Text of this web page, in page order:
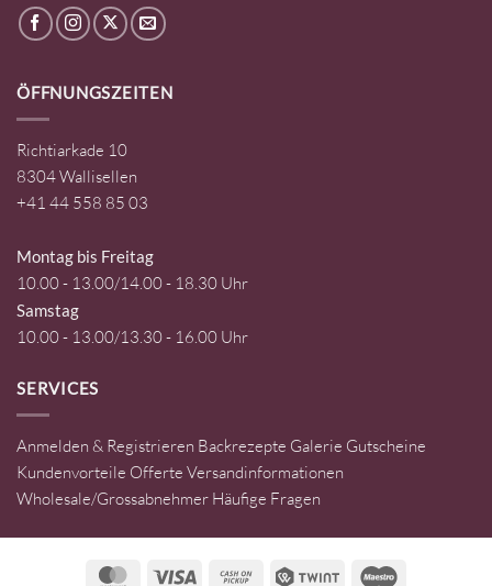
ÖFFNUNGSZEITEN
Richtiarkade 10
8304 Wallisellen
+41 44 558 85 03
Montag bis Freitag
10.00 - 13.00/14.00 - 18.30 Uhr
Samstag
10.00 - 13.00/13.30 - 16.00 Uhr
SERVICES
Anmelden & Registrieren Backrezepte Galerie Gutscheine
Kundenvorteile Offerte Versandinformationen
Wholesale/Grossabnehmer Häufige Fragen
MasterCardVisa Cash Twint